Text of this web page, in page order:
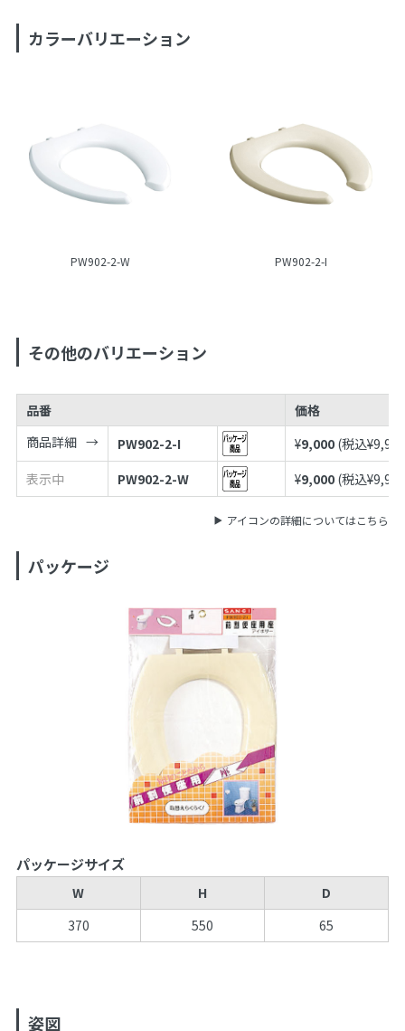
カラーバリエーション
PW902-2-W PW902-2-I
その他のバリエーション
品番
価格
商品詳細
PW902-2-I ¥9,000 (税込¥9,900
表示中
PW902-2-W ¥9,000 (税込¥9,900
アイコンの詳細についてはこちら
パッケージ
パッケージサイズ
W H
D
370
550 65
姿図